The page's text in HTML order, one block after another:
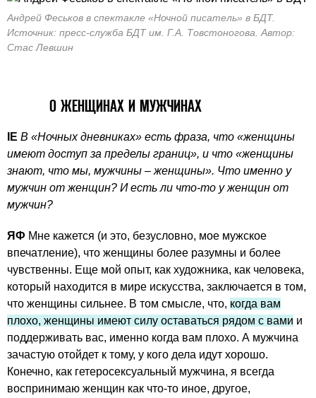
Андрей Феськов в спектакле «Ночной писатель» в БДТ.
Источник: пресс-служба БДТ им. Г.А. Товстоногова. Автор:
Стас Левшин
О ЖЕНЩИНАХ И МУЖЧИНАХ
IE В «Ночных дневниках» есть фраза, что «женщины
имеют доступ за пределы границ», и что «женщины
знают, что мы, мужчины – женщины». Что именно у
мужчин от женщин? И есть ли что-то у женщин от
мужчин?
ЯФ Мне кажется (и это, безусловно, мое мужское
впечатление), что женщины более разумны и более
чувственны. Еще мой опыт, как художника, как человека,
который находится в мире искусства, заключается в том,
что женщины сильнее. В том смысле, что, когда вам
плохо, женщины имеют силу оставаться рядом с вами и
поддерживать вас, именно когда вам плохо. А мужчина
зачастую отойдет к тому, у кого дела идут хорошо.
Конечно, как гетеросексуальный мужчина, я всегда
воспринимаю женщин как что-то иное, другое,